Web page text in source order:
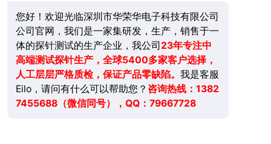
您好！欢迎光临深圳市华荣华电子科技有限公司
公司官网，我们是一家集研发，生产，销售于一
体的探针测试的生产企业，我公司23年专注中
高端测试探针生产，全球5400多家客户选择，
人工层层严格质检，保证产品零缺陷。 我是客服
Eilo，请问有什么可以帮助您？ 咨询热线：1382
7455688（微信同号），QQ：79667728